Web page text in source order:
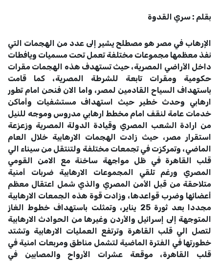
بقلم : سري القدوة
الإرهاب في مصر هو مصطلح يشير إلى عدد من الهجمات التي
نفذ معظمها مجموعات مختلفة تعمل تحت مسميات ويافطات
داخل الأراضي المصرية، حيث تستهدف هذه الهجمات مقرات
حكومية ومقرات تابعة للشرطة المصرية، كما قامت
باستهداف السياح القادمين لمصر، واما الان فنحن امام تطور
ارهابي وحدث خطير حيث استهداف مستشفيات وأماكن
خدمات عامة لنقف امام مخطط ارهابي مدروس وموجه للنيل
من ارادة الشعب المصري وقيادة الدولة المصرية وزعزعة
استقرار مصر، حيث زادت الهجمات الارهابية خلال العام
الماضي، وتمركزت في تجمعات مختلفة ولتنتقل من سيناء الي
قلب القاهرة في ظل مواجهة ساخنة مع الامن القومي
المصري ورغم تلقي المجموعات الارهابية ضربات أمنية
متلاحقة من قبل الأمن المصري والذي شمل اعتقال معظم
أعضائها وضرب قواعدها، وزادت قوة هذه الجمعات الارهابية
مجددا بعد ثورة 25 يناير، وتمثلت باستهداف خطوط الغاز
المتوجهة إلى إسرائيل والأردن وغيرها من الحوادث الارهابية
لتصل الي قلب القاهرة وترتفع العمليات الارهابية وتشتد
خطورتها في الفترة الماضية لتشمل مناطق ومربعات امنية في
قلب القاهرة، موقعة عشرات الأرواح والمصابين في